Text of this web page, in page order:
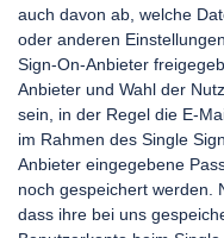
auch davon ab, welche
oder anderen
Sign-On-Anbieter
Anbieter und Wahl der
sein, in der Regel die E-
im Rahmen des Single
Anbieter eingegebene
noch gespeichert werden.
dass ihre bei uns